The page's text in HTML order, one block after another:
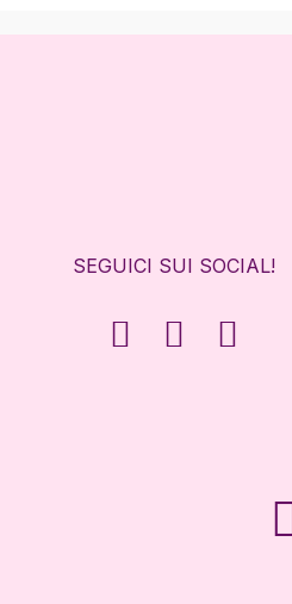
SEGUICI SUI SOCIAL!